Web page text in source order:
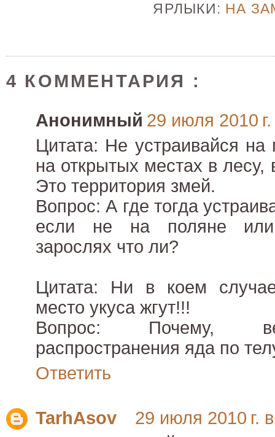
ЯРЛЫКИ: НА
4 КОММЕНТАРИЯ :
Анонимный 29 июля 2010
Цитата: Не устраивайся на
на открытых местах в лесу,
Это территория змей.
Вопрос: А где тогда
если не на поляне или
зарослях что ли?
Цитата: Ни в коем
место укуса жгут!!!
Вопрос: Почему,
распространения яда по
Ответить
TarhAsov
29 июля 2010 г.